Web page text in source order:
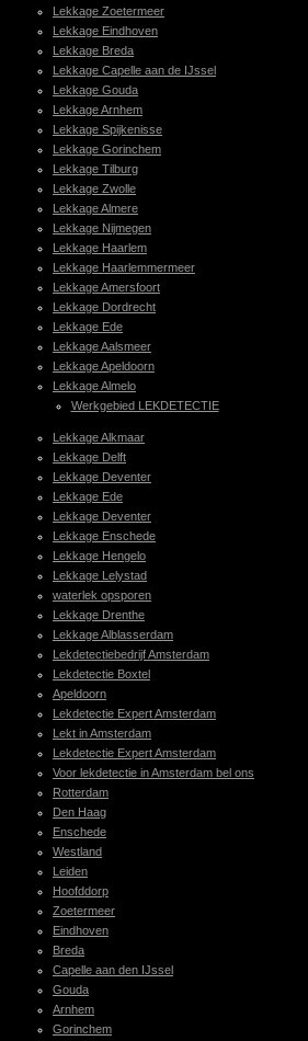
Lekkage Zoetermeer
Lekkage Eindhoven
Lekkage Breda
Lekkage Capelle aan de IJssel
Lekkage Gouda
Lekkage Arnhem
Lekkage Spijkenisse
Lekkage Gorinchem
Lekkage Tilburg
Lekkage Zwolle
Lekkage Almere
Lekkage Nijmegen
Lekkage Haarlem
Lekkage Haarlemmermeer
Lekkage Amersfoort
Lekkage Dordrecht
Lekkage Ede
Lekkage Aalsmeer
Lekkage Apeldoorn
Lekkage Almelo
Werkgebied LEKDETECTIE
Lekkage Alkmaar
Lekkage Delft
Lekkage Deventer
Lekkage Ede
Lekkage Deventer
Lekkage Enschede
Lekkage Hengelo
Lekkage Lelystad
waterlek opsporen
Lekkage Drenthe
Lekkage Alblasserdam
Lekdetectiebedrijf Amsterdam
Lekdetectie Boxtel
Apeldoorn
Lekdetectie Expert Amsterdam
Lekt in Amsterdam
Lekdetectie Expert Amsterdam
Voor lekdetectie in Amsterdam bel ons
Rotterdam
Den Haag
Enschede
Westland
Leiden
Hoofddorp
Zoetermeer
Eindhoven
Breda
Capelle aan den IJssel
Gouda
Arnhem
Gorinchem